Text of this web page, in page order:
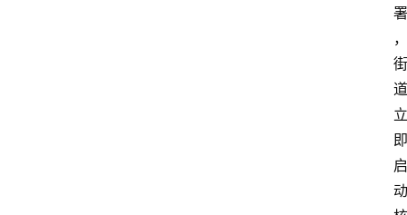
署
，
街
道
立
即
启
动